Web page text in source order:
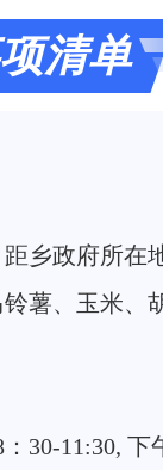
清单
乡政府所在
薯、玉米
30-11:30, 下